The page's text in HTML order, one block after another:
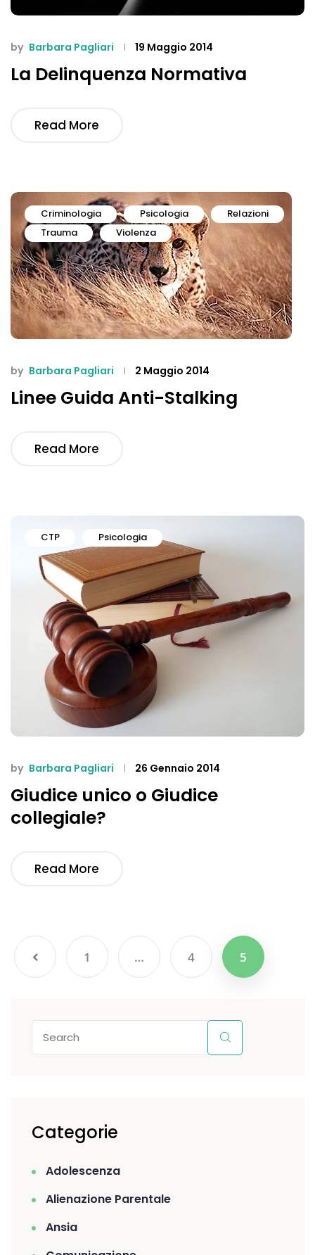
by Barbara Pagliari 19 Maggio 2014
La Delinquenza Normativa
Read More
Criminologia Psicologia
Relazioni
Trauma
Violenza
by Barbara Pagliari 2 Maggio 2014
Linee Guida Anti-Stalking
Read More
CTP Psicologia
by Barbara Pagliari 26 Gennaio 2014
Giudice unico o Giudice
collegiale?
Read More
1 … 4 5
Categorie
Adolescenza
Alienazione Parentale
Ansia